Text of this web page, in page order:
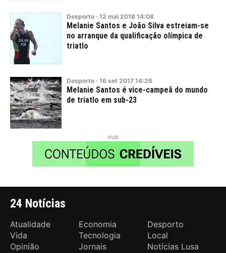
Desporto · 12 mai 2018 14:08
Melanie Santos e João Silva estreiam-se
no arranque da qualificação olímpica de
triatlo
Desporto · 16 set 2017 14:26
Melanie Santos é vice-campeã do mundo
de triatlo em sub-23
24 Notícias
Atualidade Economia
Desporto
Vida
Tecnologia
Local
Opinião
Jornais Notícias Lusa